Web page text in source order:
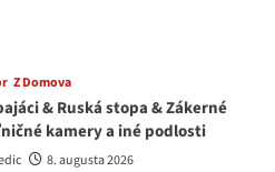
Z Domova
& Ruská stopa & Zákerné
kamery a iné podlosti
8. augusta 2026